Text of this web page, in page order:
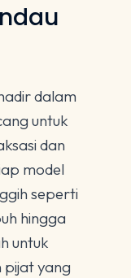
dalam
untuk
dan
model
seperti
hingga
untuk
yang